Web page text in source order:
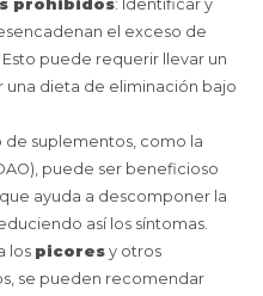
prohibidos: Identificar y
el exceso de
puede requerir llevar un
una dieta de eliminación bajo
de suplementos, como la
puede ser beneficioso
ayuda a descomponer la
así los síntomas.
los picores y otros
se pueden recomendar